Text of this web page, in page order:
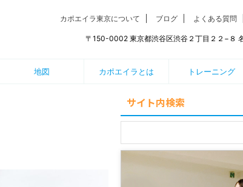
カポエイラ東京について ブログ よくある質問
〒150-0002 東京都渋谷区渋谷２丁目２２−８
地図 カポエイラとは トレーニング
サイト内検索